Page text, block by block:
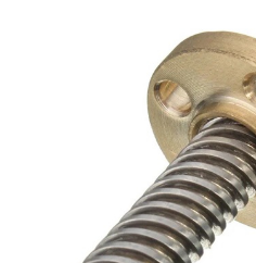
Piese si componente imprimante
Piese electrice si electronice
Piese mecanice
Cap printare